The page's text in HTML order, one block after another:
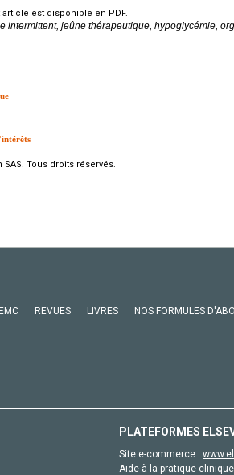
est disponible en PDF.
intermittent, jeûne thérapeutique, hypoglycémie,
Tous droits réservés.
REVUES LIVRES NOS FORMULES
PLATEFORMES
Site e-commerce :
Aide à la pratique